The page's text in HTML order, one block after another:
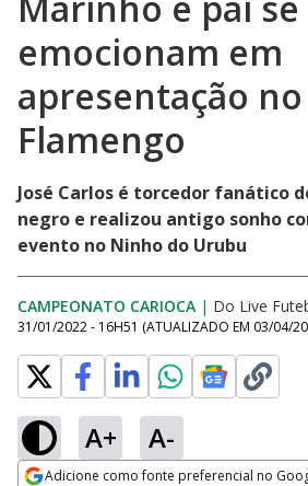
emocionam em
apresentação no
Flamengo
José Carlos é torcedor fanático
negro e realizou antigo sonho
evento no Ninho do Urubu
CAMPEONATO CARIOCA | Do Live
31/01/2022 - 16H51 (ATUALIZADO EM 03/04/
A+ A-
Adicione como fonte preferencial no